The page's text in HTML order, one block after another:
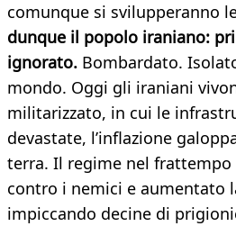
comunque si svilupperanno
dunque il popolo iraniano:
ignorato. Bombardato.
mondo. Oggi gli iraniani
militarizzato, in cui le
devastate, l’inflazione
terra. Il regime nel
contro i nemici e aumentato
impiccando decine di